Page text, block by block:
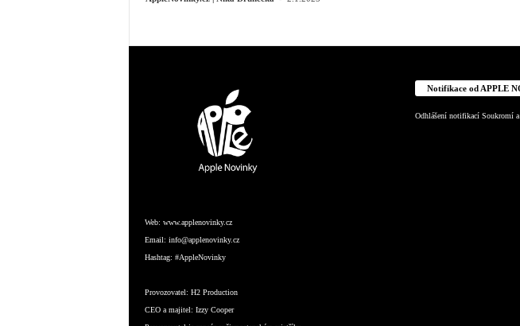
Web: www.applenovinky.cz
Email: info@applenovinky.cz
Hashtag: #AppleNovinky
Provozovatel: H2 Production
CEO a majitel: Izzy Cooper
Notifikace od APPLE
Odhlášení notifikací Soukromí